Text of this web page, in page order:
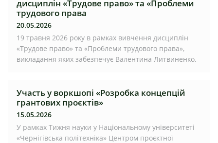
дисциплін «Трудове право» та «Проблеми
трудового права
20.05.2026
19 травня 2026 року в рамках вивчення дисциплін
«Трудове право» та «Проблеми трудового права»,
викладання яких забезпечує Валентина Литвиненко,
Участь у воркшопі «Розробка концепцій
грантових проєктів»
15.05.2026
У рамках Тижня науки у Національному університеті
«Чернігівська політехніка» Центром проєктної